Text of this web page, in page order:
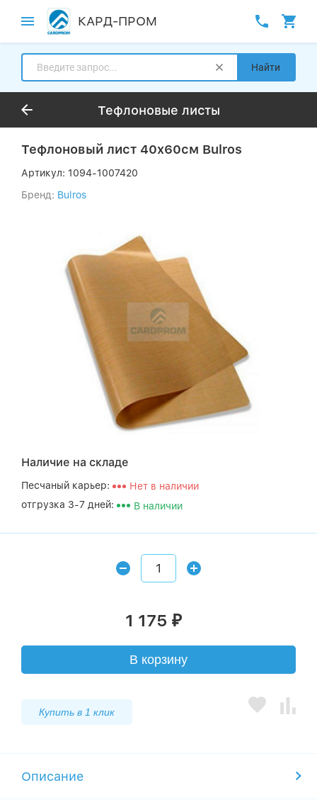
КАРД-ПРОМ
Найти
Тефлоновые листы
Тефлоновый лист 40x60см Bulros
Артикул: 1094-1007420
Бренд: Bulros
Наличие на складе
Песчаный карьер:
Нет в наличии
отгрузка 3-7 дней:
В наличии
1 175 ₽
В корзину
Купить в 1 клик
Описание